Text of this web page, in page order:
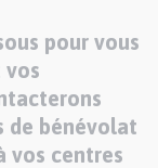
pour vous
vos
de bénévolat
vos centres